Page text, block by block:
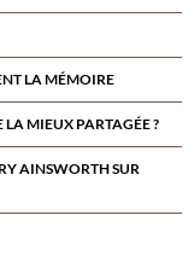
LA MÉMOIRE
LA MIEUX PARTAGÉE ?
AINSWORTH SUR